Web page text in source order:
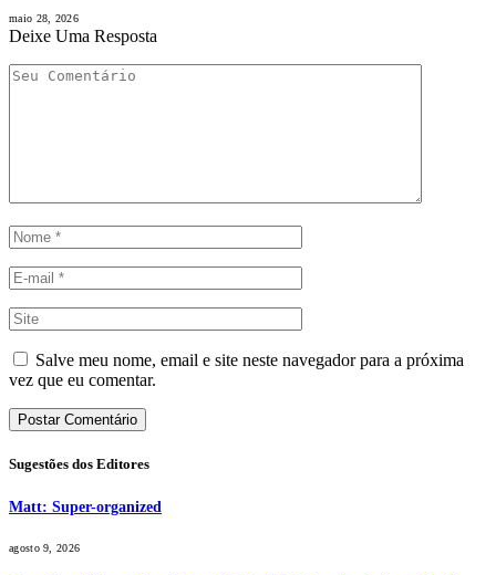
maio 28, 2026
Deixe Uma Resposta
Salve meu nome, email e site neste navegador para a próxima
vez que eu comentar.
Sugestões dos Editores
Matt: Super-organized
agosto 9, 2026